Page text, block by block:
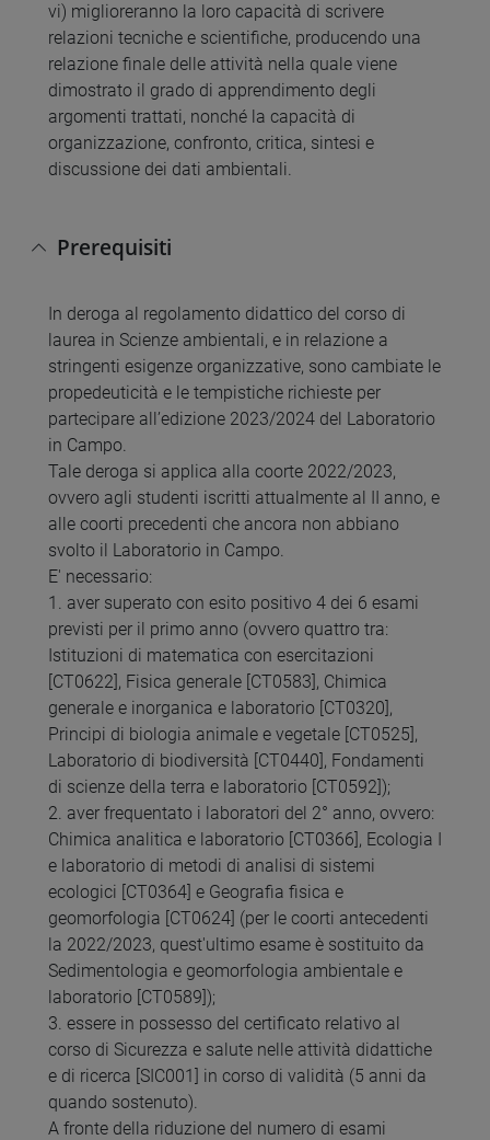
vi) miglioreranno la loro capacità di scrivere
relazioni tecniche e scientifiche, producendo una
relazione finale delle attività nella quale viene
dimostrato il grado di apprendimento degli
argomenti trattati, nonché la capacità di
organizzazione, confronto, critica, sintesi e
discussione dei dati ambientali.
Prerequisiti
In deroga al regolamento didattico del corso di
laurea in Scienze ambientali, e in relazione a
stringenti esigenze organizzative, sono cambiate le
propedeuticità e le tempistiche richieste per
partecipare all’edizione 2023/2024 del Laboratorio
in Campo.
Tale deroga si applica alla coorte 2022/2023,
ovvero agli studenti iscritti attualmente al II anno, e
alle coorti precedenti che ancora non abbiano
svolto il Laboratorio in Campo.
E' necessario:
1. aver superato con esito positivo 4 dei 6 esami
previsti per il primo anno (ovvero quattro tra:
Istituzioni di matematica con esercitazioni
[CT0622], Fisica generale [CT0583], Chimica
generale e inorganica e laboratorio [CT0320],
Principi di biologia animale e vegetale [CT0525],
Laboratorio di biodiversità [CT0440], Fondamenti
di scienze della terra e laboratorio [CT0592]);
2. aver frequentato i laboratori del 2° anno, ovvero:
Chimica analitica e laboratorio [CT0366], Ecologia I
e laboratorio di metodi di analisi di sistemi
ecologici [CT0364] e Geografia fisica e
geomorfologia [CT0624] (per le coorti antecedenti
la 2022/2023, quest'ultimo esame è sostituito da
Sedimentologia e geomorfologia ambientale e
laboratorio [CT0589]);
3. essere in possesso del certificato relativo al
corso di Sicurezza e salute nelle attività didattiche
e di ricerca [SIC001] in corso di validità (5 anni da
quando sostenuto).
A fronte della riduzione del numero di esami